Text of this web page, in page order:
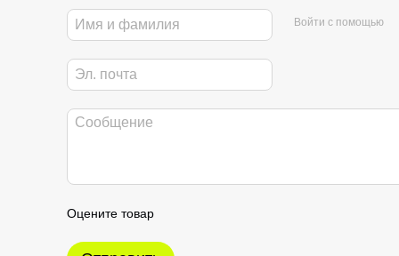
Войти с помощью
Оцените товар